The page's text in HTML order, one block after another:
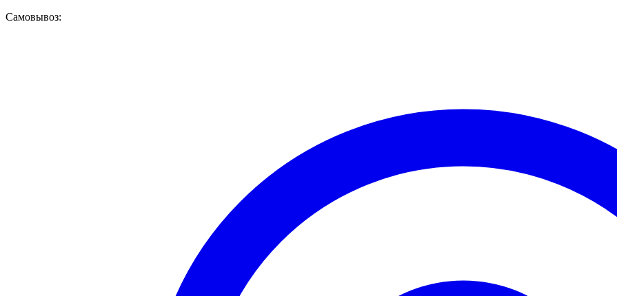
Самовывоз: